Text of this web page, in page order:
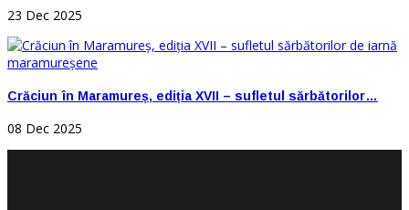
23 Dec 2025
Crăciun în Maramureș, ediția XVII – sufletul sărbătorilor…
08 Dec 2025